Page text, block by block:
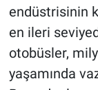
endüstrisinin
en ileri
otobüsler,
yaşamında